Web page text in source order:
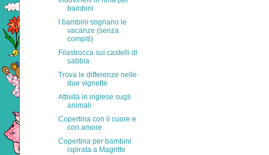
bambini
I bambini sognano le
vacanze (senza
compiti)
Filastrocca sui castelli di
sabbia
Trova le differenze nelle
due vignette
Attività in inglese sugli
animali
Copertina con il cuore e
con amore
Copertina per bambini
ispirata a Magritte